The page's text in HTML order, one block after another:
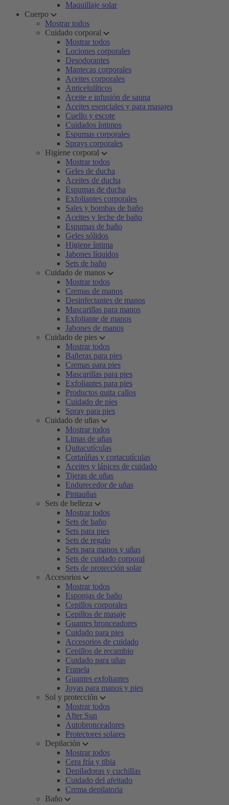
Maquillaje solar
Cuerpo
Mostrar todos
Cuidado corporal
Mostrar todos
Lociones corporales
Desodorantes
Mantecas corporales
Aceites corporales
Anticelulíticos
Aceite e infusión de sauna
Aceites esenciales y para masajes
Cuello y escote
Cuidados íntimos
Espumas corporales
Sprays corporales
Higiene corporal
Mostrar todos
Geles de ducha
Aceites de ducha
Espumas de ducha
Exfoliantes corporales
Sales y bombas de baño
Aceites y leche de baño
Espumas de baño
Geles sólidos
Higiene íntima
Jabones líquidos
Sets de baño
Cuidado de manos
Mostrar todos
Cremas de manos
Desinfectantes de manos
Mascarillas para manos
Exfoliante de manos
Jabones de manos
Cuidado de pies
Mostrar todos
Bañeras para pies
Cremas para pies
Mascarillas para pies
Exfoliantes para pies
Productos quita callos
Cuidado de pies
Spray para pies
Cuidado de uñas
Mostrar todos
Limas de uñas
Quitacutículas
Cortaúñas y cortacutículas
Aceites y lápices de cuidado
Tijeras de uñas
Endurecedor de uñas
Pintauñas
Sets de belleza
Mostrar todos
Sets de baño
Sets para pies
Sets de regalo
Sets para manos y uñas
Sets de cuidado corporal
Sets de protección solar
Accesorios
Mostrar todos
Esponjas de baño
Cepillos corporales
Cepillos de masaje
Guantes bronceadores
Cuidado para pies
Accesorios de cuidado
Cepillos de recambio
Cuidado para uñas
Franela
Guantes exfoliantes
Joyas para manos y pies
Sol y protección
Mostrar todos
After Sun
Autobronceadores
Protectores solares
Depilación
Mostrar todos
Cera fría y tibia
Depiladoras y cuchillas
Cuidado del afeitado
Crema depilatoria
Baño